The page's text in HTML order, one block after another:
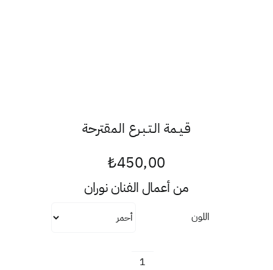
قـيـمة الـتـبـرع المقترحة
₺450,00
من أعمال الفناننوران
اللون